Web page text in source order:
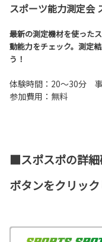
スポーツ能力測定会
最新の測定機材を使った
動能力をチェック。測定
う！
体験時間：20～30分
参加費用：無料
■スポスポの詳細
ボタンをクリッ